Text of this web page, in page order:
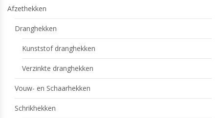
Afzethekken
Dranghekken
Kunststof dranghekken
Verzinkte dranghekken
Vouw- en Schaarhekken
Schrikhekken